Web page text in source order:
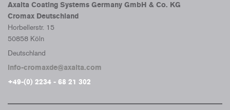
Axalta Coating Systems Germany GmbH & Co. KG
Cromax Deutschland
Horbellerstr. 15
50858 Köln
Deutschland
info-cromaxde@axalta.com
+49-(0) 2234 - 68 21 302